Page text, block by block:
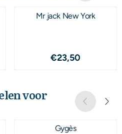
Mr jack New York
Prijs: 23,50
€23,50
voor
Gygès